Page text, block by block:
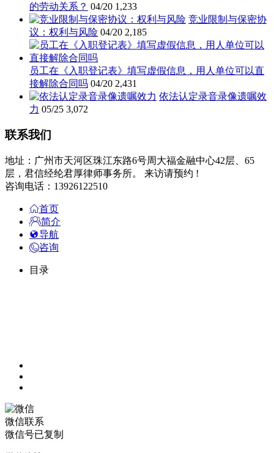
的劳动关系？ 04/20 1,233
竞业限制与保密协
议：权利与风险 04/20 2,185
员工在《入职登记表》填写虚假信息，用人单位可以直
接解除合同吗 04/20 2,431
依法认定录音录像遗嘱效
力 05/25 3,072
联系我们
地址：广州市天河区珠江东路6号周大福金融中心42层、65
层，君信经纶君厚律师事务所。 来访请预约 !
咨询电话：13926122510
首页
简介
导航
咨询
目录
微信联系
微信号已复制